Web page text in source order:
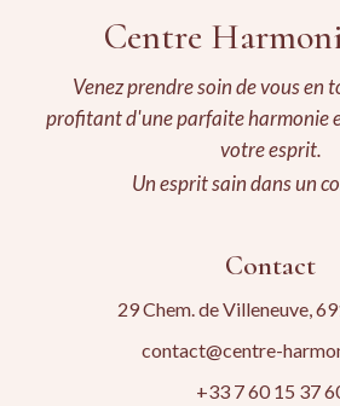
Centre
Venez prendre soin de vous en
profitant d'une parfaite harmonie
votre esprit.
Un esprit sain dans un
Contact
29 Chem. de Villeneuve,
contact@centre-
+33 7 60 15 37